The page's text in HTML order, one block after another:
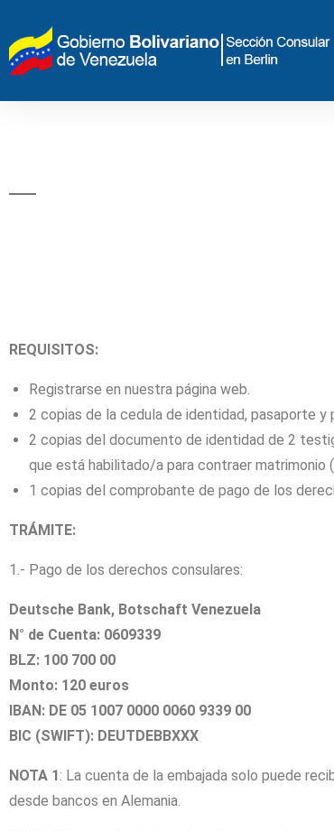
REQUISITOS:
Registrarse en nuestra página web.
2 copias de la cedula de identidad, pasaporte
2 copias del documento de identidad de 2
que está habilitado/a para contraer matrimonio
1 copias del comprobante de pago de los
TRÁMITE:
1.- Pago de los derechos consulares:
Deutsche Bank, Botschaft Venezuela
N° de Cuenta: 0609339
BLZ: 100 700 00
Monto: 120 euros
IBAN: DE 05 1007 0000 0060 9339 00
BIC (SWIFT): DEUTDEBBXXX
NOTA 1: La cuenta de la embajada solo puede
desde bancos en Alemania.